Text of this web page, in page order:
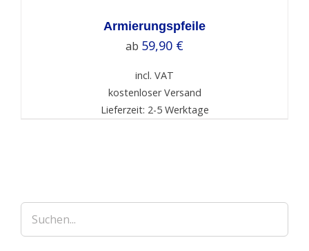
Armierungspfeile
ab 59,90 €
incl. VAT
kostenloser Versand
Lieferzeit: 2-5 Werktage